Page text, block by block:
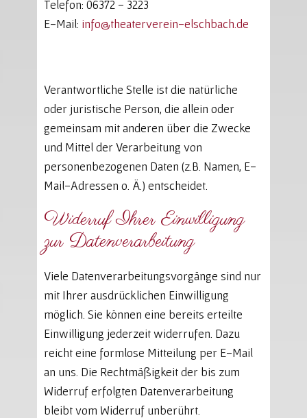
Telefon: 06372 - 3223
E-Mail: info@theaterverein-elschbach.de
Verantwortliche Stelle ist die natürliche
oder juristische Person, die allein oder
gemeinsam mit anderen über die Zwecke
und Mittel der Verarbeitung von
personenbezogenen Daten (z.B. Namen, E-
Mail-Adressen o. Ä.) entscheidet.
Widerruf Ihrer Einwilligung
zur Datenverarbeitung
Viele Datenverarbeitungsvorgänge sind nur
mit Ihrer ausdrücklichen Einwilligung
möglich. Sie können eine bereits erteilte
Einwilligung jederzeit widerrufen. Dazu
reicht eine formlose Mitteilung per E-Mail
an uns. Die Rechtmäßigkeit der bis zum
Widerruf erfolgten Datenverarbeitung
bleibt vom Widerruf unberührt.